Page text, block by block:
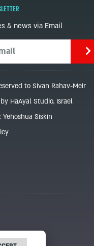
& news via Email
to Sivan Rahav-Meir
HaAyal Studio, Israel
Yehoshua Siskin